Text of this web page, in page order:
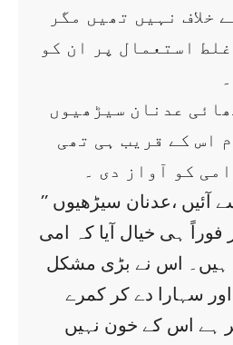
خلاف نہیں تھیں مگر
استعمال پر ان کو
عدنان سیڑھیوں
اس کے قریب ہی تھی
کو آواز دی ۔
’’ امی، امی! جلدی سے آئیں ،عدنان سیڑھیوں
فوراً ہی خیال آیا کہ امی
ہیں۔ اس نے بڑی مشکل
اور سہارا دے کر کمرے
ہے اس کے خون نہیں